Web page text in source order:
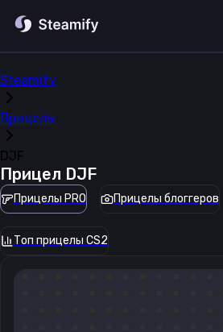
Steamify
Прицелы
DJF
Прицел DJF
Прицелы PRO Прицелы блоггеров
Топ прицелы CS2